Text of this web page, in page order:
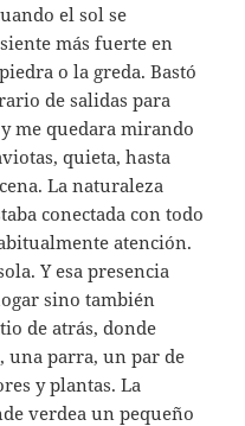
el sol se
más fuerte en
o la greda. Bastó
de salidas para
me quedara mirando
quieta, hasta
La naturaleza
conectada con todo
atención.
Y esa presencia
sino también
de atrás, donde
una parra, un par de
y plantas. La
verdea un pequeño